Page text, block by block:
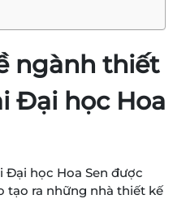
ngành thiết
Đại học Hoa
học Hoa Sen được
tạo ra những nhà thiết kế